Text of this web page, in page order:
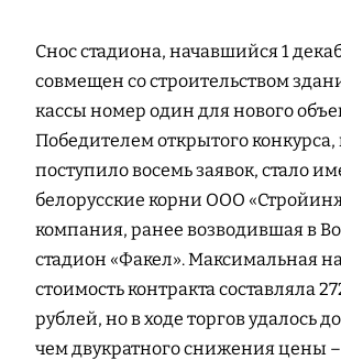
Снос стадиона, начавшийся 1
совмещен со строительством
кассы номер один для нового
Победителем открытого
поступило восемь заявок, стало
белорусские корни ООО
компания, ранее возводившая в
стадион «Факел». Максимальная
стоимость контракта составляла
рублей, но в ходе торгов удалось
чем двукратного снижения цены –